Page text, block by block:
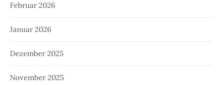
Februar 2026
Januar 2026
Dezember 2025
November 2025